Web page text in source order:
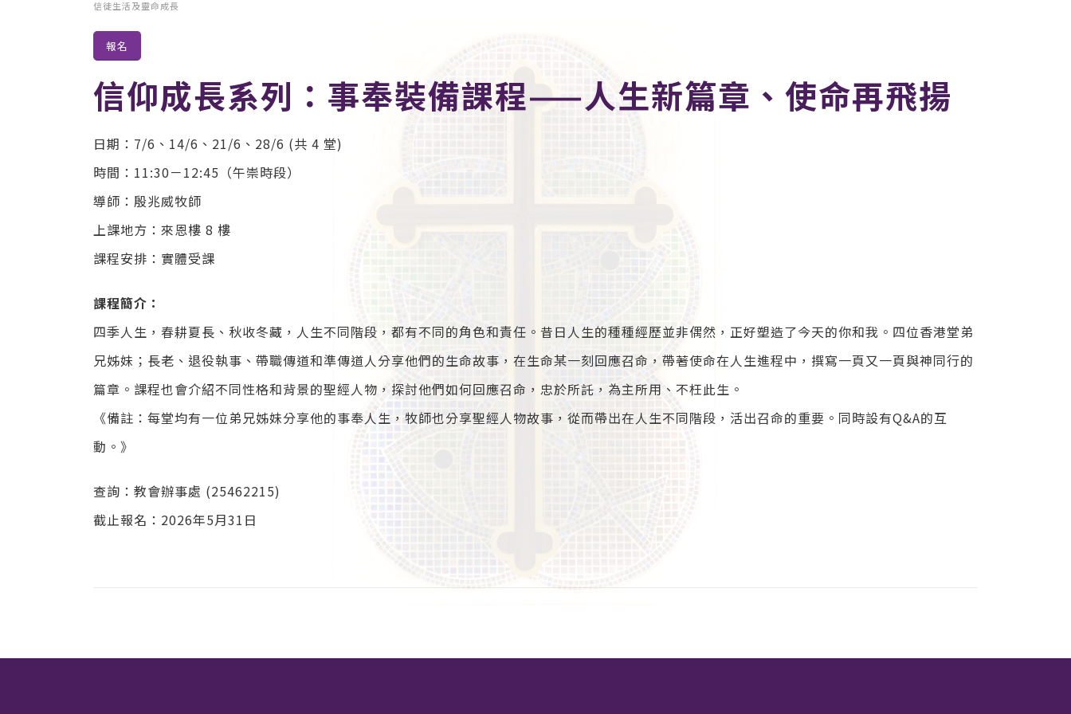
信徒生活及靈命成長
報名
信仰成長系列：事奉裝備課程——人生新篇章、使命再飛揚
日期：7/6、14/6、21/6、28/6 (共 4 堂)
時間：11:30－12:45（午崇時段）
導師：殷兆威牧師
上課地方：來恩樓 8 樓
課程安排：實體受課
課程簡介：
四季人生，春耕夏長、秋收冬藏，人生不同階段，都有不同的角色和責任。昔日人生的種種經歷並非偶然，正好塑造了今天的你和我。四位香港堂弟
兄姊妹；長老、退役執事、帶職傳道和準傳道人分享他們的生命故事，在生命某一刻回應召命，帶著使命在人生進程中，撰寫一頁又一頁與神同行的
篇章。課程也會介紹不同性格和背景的聖經人物，探討他們如何回應召命，忠於所託，為主所用、不枉此生。
《備註：每堂均有一位弟兄姊妹分享他的事奉人生，牧師也分享聖經人物故事，從而帶出在人生不同階段，活出召命的重要。同時設有Q&A的互
動。》
查詢：教會辦事處 (25462215)
截止報名：2026年5月31日